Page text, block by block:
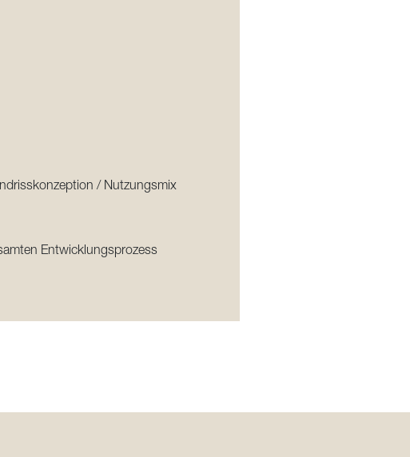
/ Nutzungsmix
Entwicklungsprozess